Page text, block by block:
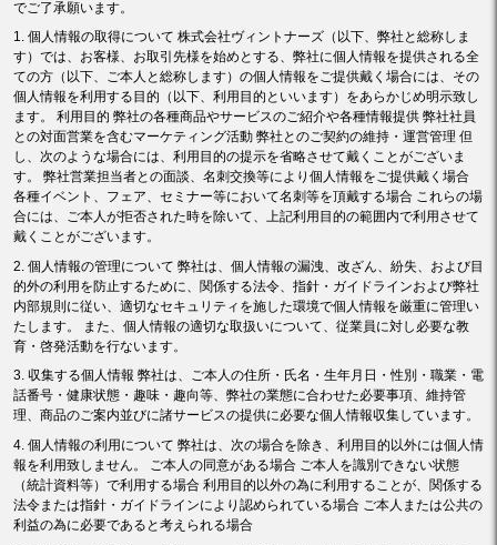
でご了承願います。
1. 個人情報の取得について 株式会社ヴィントナーズ（以下、弊社と総称しま
す）では、お客様、お取引先様を始めとする、弊社に個人情報を提供される全
ての方（以下、ご本人と総称します）の個人情報をご提供戴く場合には、その
個人情報を利用する目的（以下、利用目的といいます）をあらかじめ明示致し
ます。 利用目的 弊社の各種商品やサービスのご紹介や各種情報提供 弊社社員
との対面営業を含むマーケティング活動 弊社とのご契約の維持・運営管理 但
し、次のような場合には、利用目的の提示を省略させて戴くことがございま
す。 弊社営業担当者との面談、名刺交換等により個人情報をご提供戴く場合
各種イベント、フェア、セミナー等において名刺等を頂戴する場合 これらの場
合には、ご本人が拒否された時を除いて、上記利用目的の範囲内で利用させて
戴くことがございます。
2. 個人情報の管理について 弊社は、個人情報の漏洩、改ざん、紛失、および目
的外の利用を防止するために、関係する法令、指針・ガイドラインおよび弊社
内部規則に従い、適切なセキュリティを施した環境で個人情報を厳重に管理い
たします。 また、個人情報の適切な取扱いについて、従業員に対し必要な教
育・啓発活動を行ないます。
3. 収集する個人情報 弊社は、ご本人の住所・氏名・生年月日・性別・職業・電
話番号・健康状態・趣味・趣向等、弊社の業態に合わせた必要事項、維持管
理、商品のご案内並びに諸サービスの提供に必要な個人情報収集しています。
4. 個人情報の利用について 弊社は、次の場合を除き、利用目的以外には個人情
報を利用致しません。 ご本人の同意がある場合 ご本人を識別できない状態
（統計資料等）で利用する場合 利用目的以外の為に利用することが、関係する
法令または指針・ガイドラインにより認められている場合 ご本人または公共の
利益の為に必要であると考えられる場合